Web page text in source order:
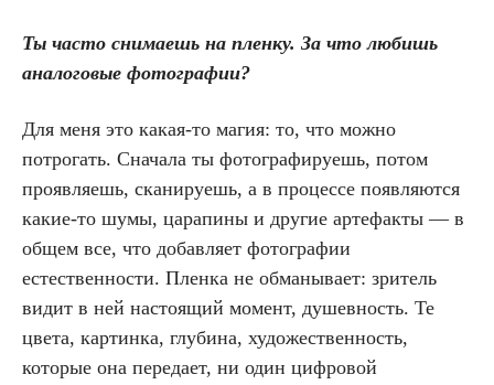
Ты часто снимаешь на пленку. За что любишь
аналоговые фотографии?
Для меня это какая-то магия: то, что можно
потрогать. Сначала ты фотографируешь, потом
проявляешь, сканируешь, а в процессе появляются
какие-то шумы, царапины и другие артефакты — в
общем все, что добавляет фотографии
естественности. Пленка не обманывает: зритель
видит в ней настоящий момент, душевность. Те
цвета, картинка, глубина, художественность,
которые она передает, ни один цифровой